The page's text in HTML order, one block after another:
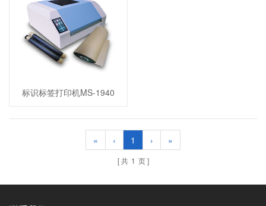
标识标签打印机MS-1940
« ‹ 1 › »
共 1 页